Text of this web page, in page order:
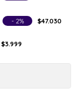
- 2% $47.030
$3.999